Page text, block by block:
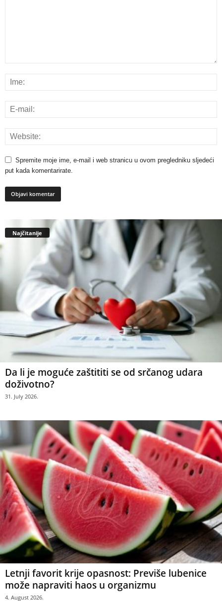
Spremite moje ime, e-mail i web stranicu u ovom pregledniku sljedeći
put kada komentarirate.
Najčitanije
Da li je moguće zaštititi se od srčanog udara
doživotno?
31. July 2026.
Letnji favorit krije opasnost: Previše lubenice
može napraviti haos u organizmu
4. August 2026.